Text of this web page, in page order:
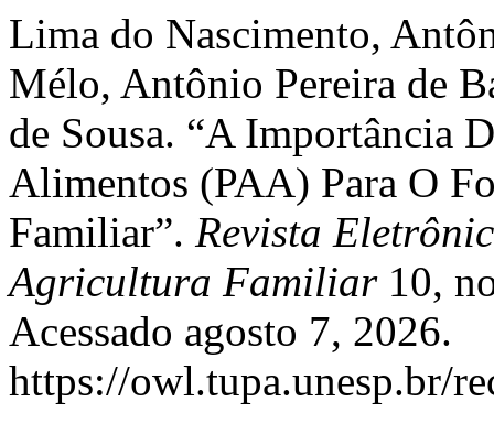
Lima do Nascimento,
Mélo, Antônio Pereira de
de Sousa. “A Importância
Alimentos (PAA) Para O
Familiar”. Revista
Agricultura Familiar10,
Acessado agosto 7, 2026.
https://owl.tupa.unesp.br/